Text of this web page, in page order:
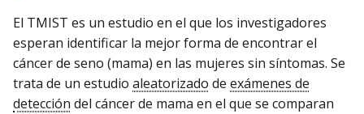
El TMIST es un estudio en el que los investigadores
esperan identificar la mejor forma de encontrar el
cáncer de seno (mama) en las mujeres sin síntomas. Se
trata de un estudio aleatorizado de exámenes de
detección del cáncer de mama en el que se comparan